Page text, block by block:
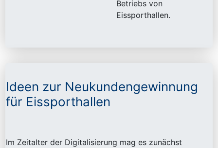
Betriebs von
Eissporthallen.
Ideen zur Neukundengewinnung
für Eissporthallen
Im Zeitalter der Digitalisierung mag es zunächst